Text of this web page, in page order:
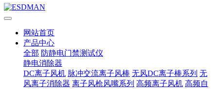
网站首页
产品中心
全部 防静电门禁测试仪
静电消除器
DC离子风机 脉冲交流离子风棒 无风DC离子棒系列 无
风离子消除器 离子风枪风嘴系列 高频离子风机 高频自